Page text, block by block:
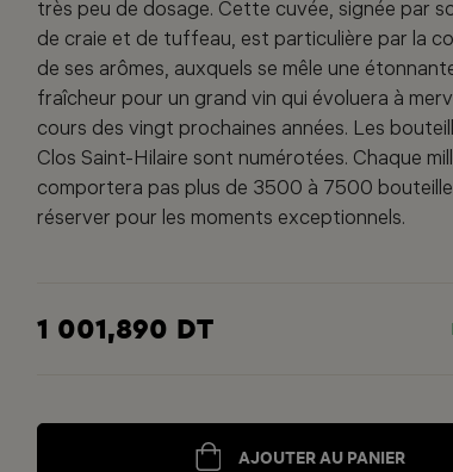
très peu de dosage. Cette cuvée, signée par
de craie et de tuffeau, est particulière par la
de ses arômes, auxquels se mêle une
fraîcheur pour un grand vin qui évoluera à
cours des vingt prochaines années. Les
Clos Saint-Hilaire sont numérotées. Chaque
comportera pas plus de 3500 à 7500
réserver pour les moments exceptionnels.
1 001,890 DT
AJOUTER AU PANIER